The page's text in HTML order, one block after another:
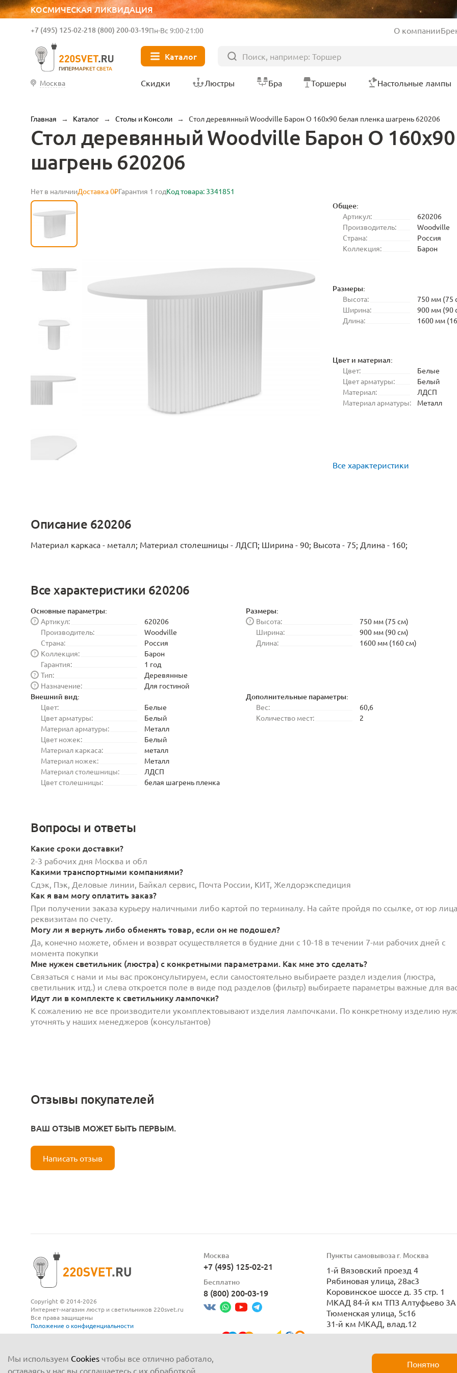
КОСМИЧЕСКАЯ ЛИКВИДАЦИЯ
ГИПЕРМАРКЕТ СВЕТА
+7 (495) 125-02-218 (800) 200-03-19Пн-Вс 9:00-21:00 О компании
Каталог
Москва Скидки Люстры Бра Торшеры Настольные лампы
Главная → Каталог → Столы и Консоли → Стол деревянный Woodville Барон О 160х90 белая пленка шагрень 620206
Стол деревянный Woodville Барон О
шагрень 620206
Нет в наличииДоставка 0₽Гарантия 1 годКод товара: 3341851
Общее:
Артикул:
620206
Производитель:
Woodville
Страна:
Россия
Коллекция:
Барон
Размеры:
Высота:
750 мм (75
Ширина:
900 мм (90
Длина:
1600 мм
Цвет и материал:
Цвет:
Белые
Цвет арматуры:
Белый
Материал:
ЛДСП
Материал арматуры:
Металл
Все характеристики
Описание 620206
Материал каркаса - металл; Материал столешницы - ЛДСП; Ширина - 90; Высота - 75; Длина - 160;
Все характеристики 620206
Основные параметры:
Артикул:
?
620206
Производитель:
Woodville
Страна:
Россия
Коллекция:
?
Барон
Гарантия:
1 год
Тип:
?
Деревянные
Назначение:
? Для гостиной
Размеры:
Высота:
?
750 мм (75 см)
Ширина:
900 мм (90 см)
Длина:
1600 мм (160 см)
Внешний вид:
Цвет:
Белые
Цвет арматуры:
Белый
Материал арматуры:
Металл
Цвет ножек:
Белый
Материал каркаса:
металл
Материал ножек:
Металл
Материал столешницы:
ЛДСП
Цвет столешницы:
белая шагрень пленка
Дополнительные параметры:
Вес:
60,6
Количество мест:
2
Вопросы и ответы
Какие сроки доставки?
2-3 рабочих дня Москва и обл
Какими транспортными компаниями?
Сдэк, Пэк, Деловые линии, Байкал сервис, Почта России, КИТ, Желдорэкспедиция
Как я вам могу оплатить заказ?
При получении заказа курьеру наличными либо картой по терминалу. На сайте пройдя по ссылке, от юр
реквизитам по счету.
Могу ли я вернуть либо обменять товар, если он не подошел?
Да, конечно можете, обмен и возврат осуществляется в будние дни с 10-18 в течении 7-ми рабочих дней с
момента покупки
Мне нужен светильник (люстра) с конкретными параметрами. Как мне это сделать?
Связаться с нами и мы вас проконсультируем, если самостоятельно выбираете раздел изделия (люстра,
светильник итд.) и слева откроется поле в виде под разделов (фильтр) выбираете параметры важные для
Идут ли в комплекте к светильнику лампочки?
К сожалению не все производители укомплектовывают изделия лампочками. По конкретному изделию
уточнять у наших менеджеров (консультантов)
Отзывы покупателей
ВАШ ОТЗЫВ МОЖЕТ БЫТЬ ПЕРВЫМ.
Написать отзыв
Copyright © 2014-2026
Интернет-магазин люстр и светильников 220svet.ru
Все права защищены
Положение о конфиденциальности
Москва
+7 (495) 125-02-21
Бесплатно
8 (800) 200-03-19
Пункты самовывоза г. Москва
1-й Вязовский проезд 4
Рябиновая улица, 28ас3
Коровинское шоссе д. 35 стр. 1
МКАД 84-й км ТПЗ Алтуфьево 3А
Тюменская улица, 5с16
31-й км МКАД, влад.12
Мы используем Cookies чтобы все отлично работало,
оставаясь у нас вы соглашаетесь с их обработкой.
Понятно